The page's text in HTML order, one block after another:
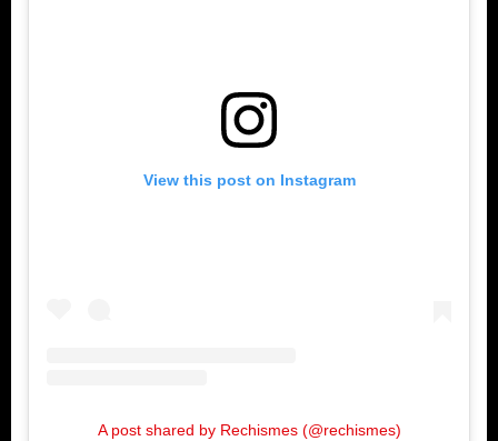
View this post on Instagram
A post shared by Rechismes (@rechismes)